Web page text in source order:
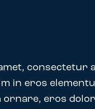
consectetur
in eros
eros